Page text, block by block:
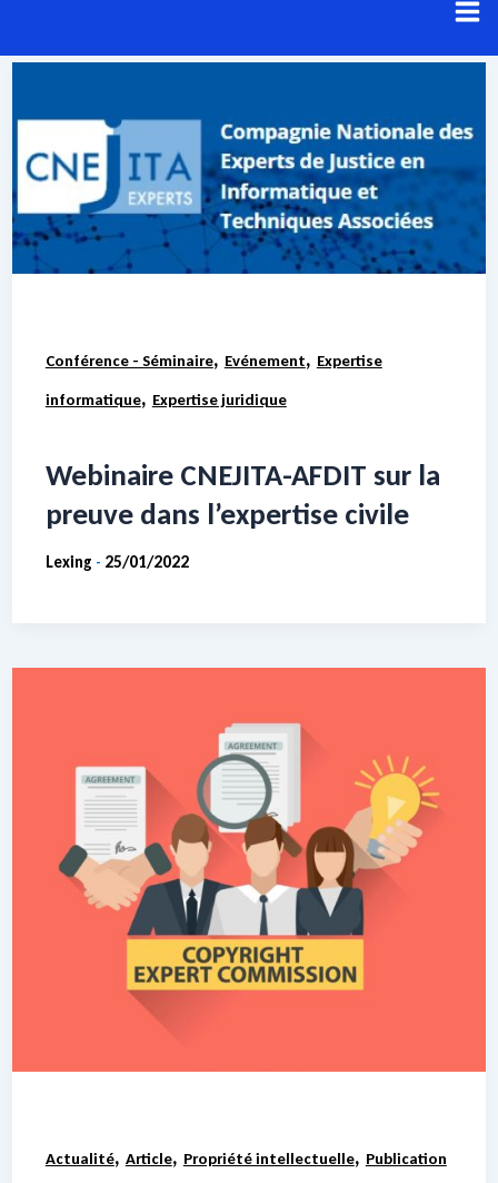
au
Résultats de recherche pour :Preuve
Voici les résultats de votre recherche.
Conférence - Séminaire, Evénement, Expertise
informatique, Expertise juridique
Webinaire CNEJITA-AFDIT sur la
preuve dans l’expertise civile
Lexing - 25/01/2022
Actualité, Article, Propriété intellectuelle, Publication